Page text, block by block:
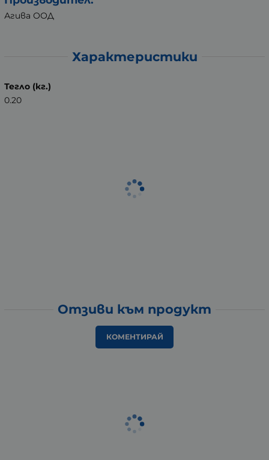
Агива ООД
Характеристики
Тегло (кг.)
0.20
Отзиви към продукт
КОМЕНТИРАЙ